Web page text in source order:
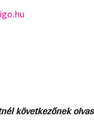
következőnek